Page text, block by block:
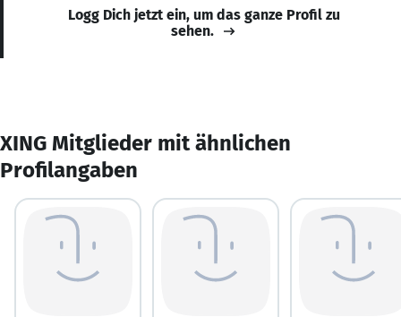
Logg Dich jetzt ein, um das ganze Profil zu
sehen.
XING Mitglieder mit ähnlichen
Profilangaben